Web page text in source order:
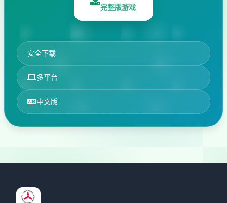
完整版游戏
安全下载
多平台
中文版